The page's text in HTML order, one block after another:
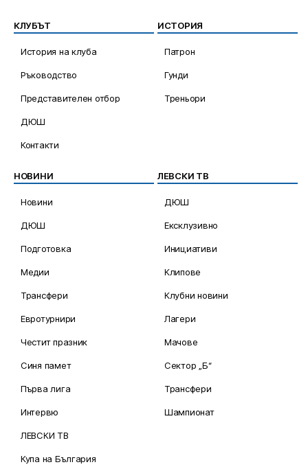
КЛУБЪТ
История на клуба
Ръководство
Представителен отбор
ДЮШ
Контакти
ИСТОРИЯ
Патрон
Гунди
Треньори
НОВИНИ
Новини
ДЮШ
Подготовка
Медии
Трансфери
Евротурнири
Честит празник
Синя памет
Първа лига
Интервю
ЛЕВСКИ ТВ
Купа на България
ЛЕВСКИ ТВ
ДЮШ
Ексклузивно
Инициативи
Клипове
Клубни новини
Лагери
Мачове
Сектор „Б“
Трансфери
Шампионат